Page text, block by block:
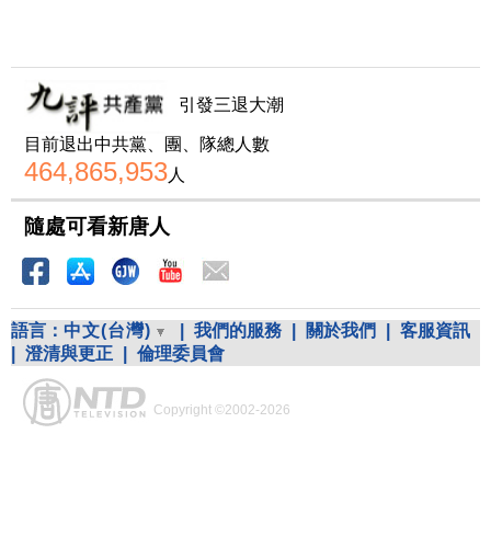
引發三退大潮
目前退出中共黨、團、隊總人數
464,865,953人
隨處可看新唐人
語言： 中文(台灣) 我們的服務 關於我們
客服資訊
澄清與更正 倫理委員會
Copyright ©2002-2026